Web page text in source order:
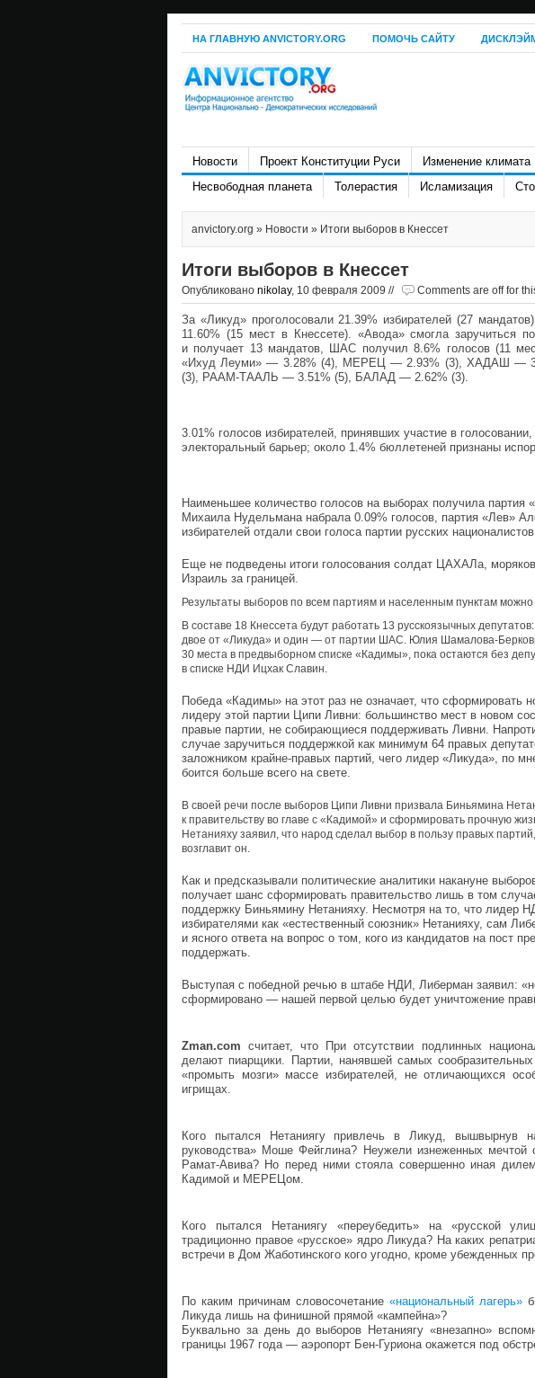
НА ГЛАВНУЮ ANVICTORY.ORG ПОМОЧЬ САЙТУ
Новости Проект Конституции Руси Изменение климата
Несвободная планета
Толерастия Исламизация
anvictory.org » Новости » Итоги выборов в Кнессет
Итоги выборов в Кнессет
Опубликовано nikolay, 10 февраля 2009 // Comments are off for
За «Ликуд» проголосовали 21.39% избирателей (27
11.60% (15 мест в Кнессете). «Авода» смогла заручиться
и получает 13 мандатов, ШАС получил 8.6% голосов (11
«Ихуд Леуми» — 3.28% (4), МЕРЕЦ — 2.93% (3), ХАДАШ —
(3), РААМ-ТААЛЬ — 3.51% (5), БАЛАД — 2.62% (3).
3.01% голосов избирателей, принявших участие в
электоральный барьер; около 1.4% бюллетеней признаны
Наименьшее количество голосов на выборах получила
Михаила Нудельмана набрала 0.09% голосов, партия «Лев»
избирателей отдали свои голоса партии русских
Еще не подведены итоги голосования солдат ЦАХАЛа,
Израиль за границей.
Результаты выборов по всем партиям и населенным пунктам
В составе 18 Кнессета будут работать 13 русскоязычных
двое от «Ликуда» и один — от партии ШАС. Юлия Шамалова-
30 места в предвыборном списке «Кадимы», пока остаются без
в списке НДИ Ицхак Славин.
Победа «Кадимы» на этот раз не означает, что сформировать
лидеру этой партии Ципи Ливни: большинство мест в новом
правые партии, не собирающиеся поддерживать Ливни.
случае заручиться поддержкой как минимум 64 правых
заложником крайне-правых партий, чего лидер «Ликуда», по
боится больше всего на свете.
В своей речи после выборов Ципи Ливни призвала Биньямина
к правительству во главе с «Кадимой» и сформировать прочную
Нетанияху заявил, что народ сделал выбор в пользу правых
возглавит он.
Как и предсказывали политические аналитики накануне
получает шанс сформировать правительство лишь в том
поддержку Биньямину Нетанияху. Несмотря на то, что лидер
избирателями как «естественный союзник» Нетанияху, сам
и ясного ответа на вопрос о том, кого из кандидатов на пост
поддержать.
Выступая с победной речью в штабе НДИ, Либерман заявил:
сформировано — нашей первой целью будет уничтожение
Zman.com считает, что При отсутствии подлинных
делают пиарщики. Партии, нанявшей самых
«промыть мозги» массе избирателей, не отличающихся
игрищах.
Кого пытался Нетаниягу привлечь в Ликуд, вышвырнув
руководства» Моше Фейглина? Неужели изнеженных мечтой
Рамат-Авива? Но перед ними стояла совершенно иная
Кадимой и МЕРЕЦом.
Кого пытался Нетаниягу «переубедить» на «русской
традиционно правое «русское» ядро Ликуда? На каких
встречи в Дом Жаботинского кого угодно, кроме убежденных
По каким причинам словосочетание «национальный лагерь»
Ликуда лишь на финишной прямой «кампейна»?
Буквально за день до выборов Нетаниягу «внезапно»
границы 1967 года — аэропорт Бен-Гуриона окажется под